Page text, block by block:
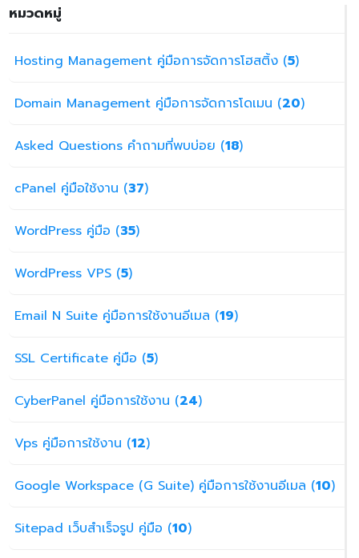
หมวดหมู่
Hosting Management คู่มือการจัดการโฮสติ้ง (5)
Domain Management คู่มือการจัดการโดเมน (20)
Asked Questions คำถามที่พบบ่อย (18)
cPanel คู่มือใช้งาน (37)
WordPress คู่มือ (35)
WordPress VPS (5)
Email N Suite คู่มือการใช้งานอีเมล (19)
SSL Certificate คู่มือ (5)
CyberPanel คู่มือการใช้งาน (24)
Vps คู่มือการใช้งาน (12)
Google Workspace (G Suite) คู่มือการใช้งานอีเมล (10)
Sitepad เว็บสำเร็จรูป คู่มือ (10)